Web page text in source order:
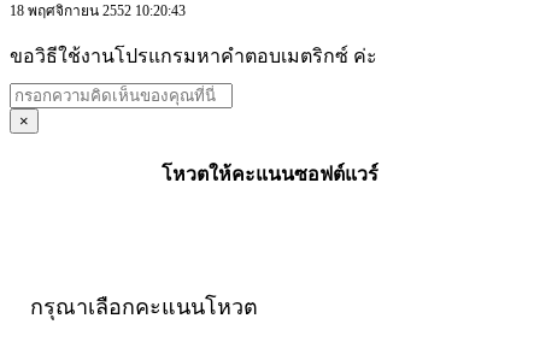
18 พฤศจิกายน 2552 10:20:43
ขอวิธีใช้งานโปรแกรมหาคำตอบเมตริกซ์ ค่ะ
×
โหวตให้คะแนนซอฟต์แวร์
กรุณาเลือกคะแนนโหวต